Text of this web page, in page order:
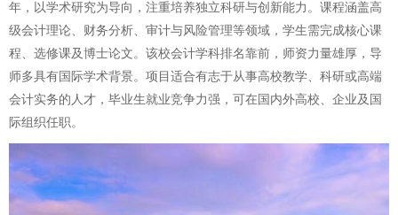
年，以学术研究为导向，注重培养独立科研与创新能力。课程涵盖高
级会计理论、财务分析、审计与风险管理等领域，学生需完成核心课
程、选修课及博士论文。该校会计学科排名靠前，师资力量雄厚，导
师多具有国际学术背景。项目适合有志于从事高校教学、科研或高端
会计实务的人才，毕业生就业竞争力强，可在国内外高校、企业及国
际组织任职。